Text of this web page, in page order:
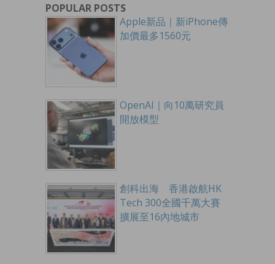
POPULAR POSTS
Apple新品｜新iPhone傳
加價最多1560元
OpenAI｜向10萬研究員
開放模型
創科出海 香港啟航HK
Tech 300全國千萬大賽
擴展至16內地城市